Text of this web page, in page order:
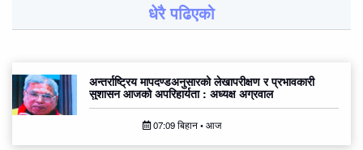
धेरै पढिएको
अन्तर्राष्ट्रिय मापदण्डअनुसारको लेखापरीक्षण र प्रभावकारी
सुशासन आजको अपरिहार्यता : अध्यक्ष अग्रवाल
07:09 बिहान • आज